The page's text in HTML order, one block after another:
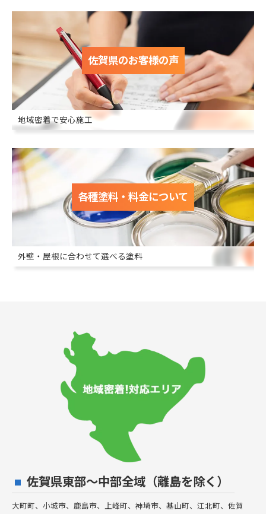
佐賀県のお客様の声
地域密着で安心施工
各種塗料・料金について
外壁・屋根に合わせて選べる塗料
佐賀県東部〜中部全域（離島を除く）
大町町、小城市、鹿島市、上峰町、神埼市、基山町、江北町、佐賀